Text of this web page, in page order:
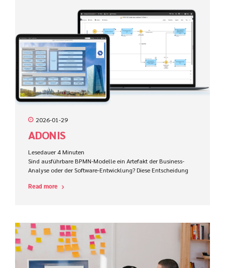
2026-01-29
ADONIS
Lesedauer 4 Minuten
Sind ausführbare BPMN-Modelle ein Artefakt der Business-
Analyse oder der Software-Entwicklung? Diese Entscheidung
den Projekterfolg im ProCode-Bereich maßgeblich.
Read more